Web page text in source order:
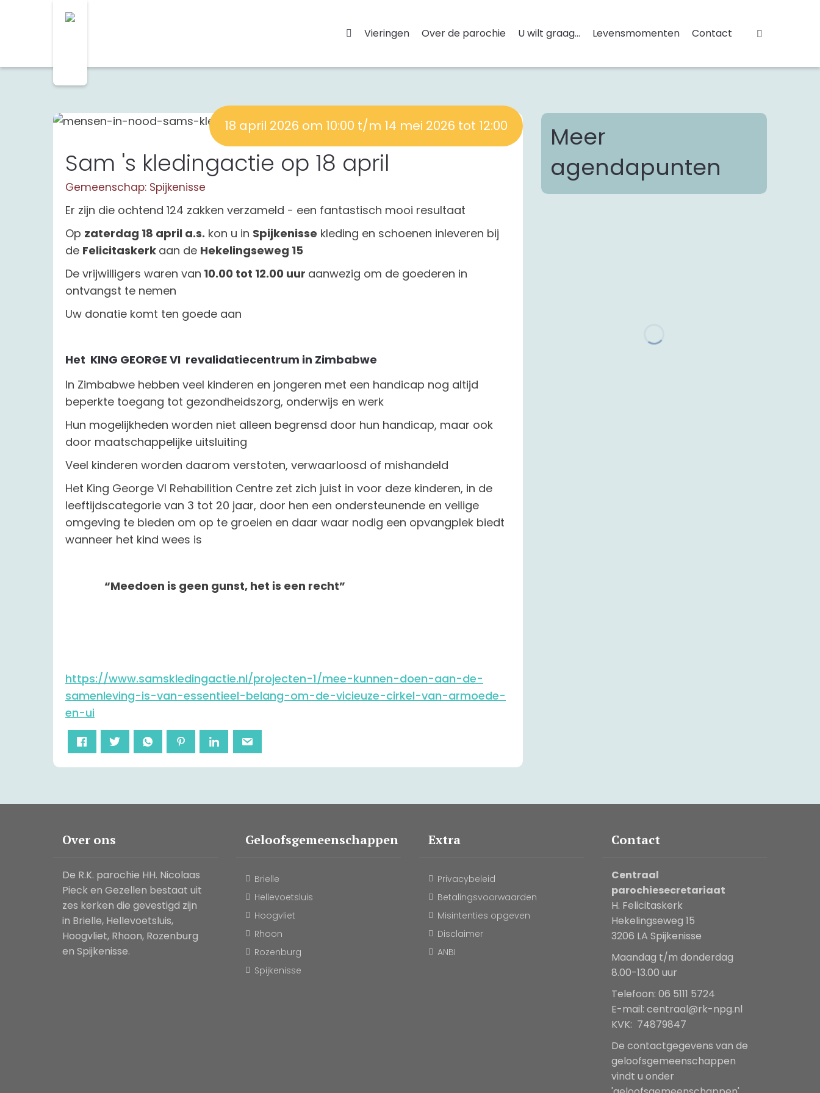
Vieringen Over de parochie U wilt graag... Levensmomenten Contact
18 april 2026 om 10:00 t/m 14 mei 2026 tot 12:00
Sam 's kledingactie op 18 april
Gemeenschap: Spijkenisse
Er zijn die ochtend 124 zakken verzameld - een fantastisch mooi resultaat
Op zaterdag 18 april a.s. kon u in Spijkenisse kleding en schoenen inleveren bij
de Felicitaskerk aan de Hekelingseweg 15
De vrijwilligers waren van 10.00 tot 12.00 uur aanwezig om de goederen in
ontvangst te nemen
Uw donatie komt ten goede aan
Het KING GEORGE VI revalidatiecentrum in Zimbabwe
In Zimbabwe hebben veel kinderen en jongeren met een handicap nog altijd
beperkte toegang tot gezondheidszorg, onderwijs en werk
Hun mogelijkheden worden niet alleen begrensd door hun handicap, maar ook
door maatschappelijke uitsluiting
Veel kinderen worden daarom verstoten, verwaarloosd of mishandeld
Het King George VI Rehabilition Centre zet zich juist in voor deze kinderen, in de
leeftijdscategorie van 3 tot 20 jaar, door hen een ondersteunende en veilige
omgeving te bieden om op te groeien en daar waar nodig een opvangplek biedt
wanneer het kind wees is
“Meedoen is geen gunst, het is een recht”
https://www.samskledingactie.nl/projecten-1/mee-kunnen-doen-aan-de-
samenleving-is-van-essentieel-belang-om-de-vicieuze-cirkel-van-armoede-
en-ui
Meer
agendapunten
Over ons
De R.K. parochie HH. Nicolaas
Pieck en Gezellen bestaat uit
zes kerken die gevestigd zijn
in Brielle, Hellevoetsluis,
Hoogvliet, Rhoon, Rozenburg
en Spijkenisse.
Geloofsgemeenschappen
Brielle
Hellevoetsluis
Hoogvliet
Rhoon
Rozenburg
Spijkenisse
Extra
Privacybeleid
Betalingsvoorwaarden
Misintenties opgeven
Disclaimer
ANBI
Contact
Centraal
parochiesecretariaat
H. Felicitaskerk
Hekelingseweg 15
3206 LA Spijkenisse
Maandag t/m donderdag
8.00-13.00 uur
Telefoon: 06 5111 5724
E-mail: centraal@rk-npg.nl
KVK: 74879847
De contactgegevens van de
geloofsgemeenschappen
vindt u onder